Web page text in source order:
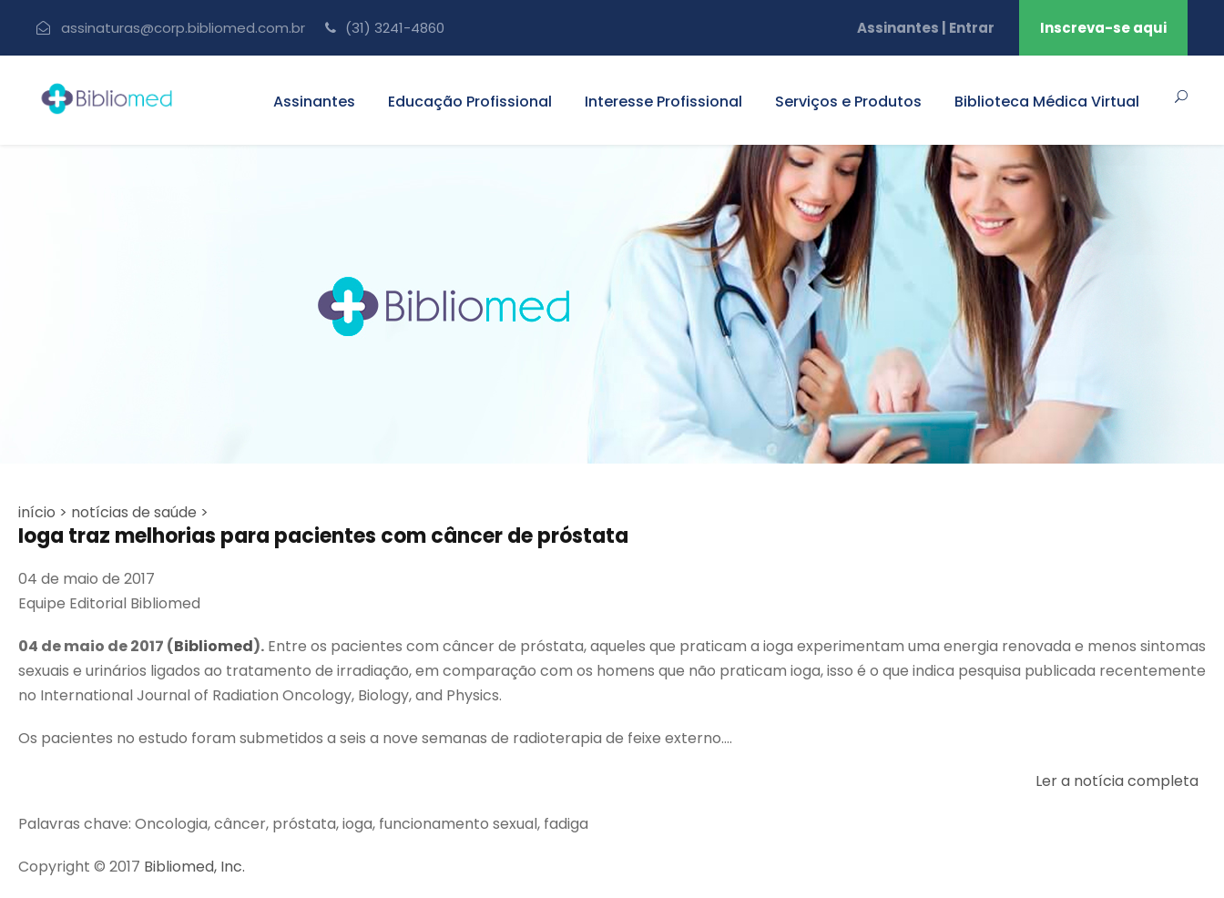
assinaturas@corp.bibliomed.com.br (31) 3241-4860 Assinantes | Entrar Inscreva-se aqui
Assinantes Educação Profissional Interesse Profissional Serviços e Produtos Biblioteca Médica Virtual
início > notícias de saúde >
Ioga traz melhorias para pacientes com câncer de próstata
04 de maio de 2017
Equipe Editorial Bibliomed
04 de maio de 2017 (Bibliomed). Entre os pacientes com câncer de próstata, aqueles que praticam a ioga experimentam uma energia renovada e menos sintomas
sexuais e urinários ligados ao tratamento de irradiação, em comparação com os homens que não praticam ioga, isso é o que indica pesquisa publicada recentemente
no International Journal of Radiation Oncology, Biology, and Physics.
Os pacientes no estudo foram submetidos a seis a nove semanas de radioterapia de feixe externo....
Ler a notícia completa
Palavras chave: Oncologia, câncer, próstata, ioga, funcionamento sexual, fadiga
Copyright © 2017 Bibliomed, Inc.